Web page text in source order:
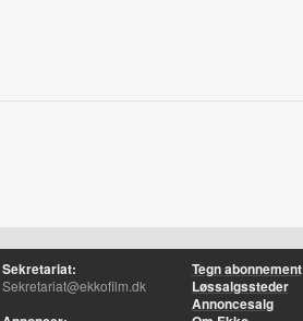
Sekretariat:
Sekretariat@ekkofilm.dk
Tegn abonnement
Løssalgssteder
Annoncesalg